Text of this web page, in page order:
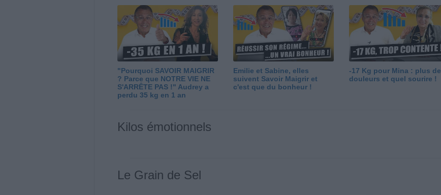
"Pourquoi SAVOIR MAIGRIR
? Parce que NOTRE VIE NE
S'ARRÊTE PAS !" Audrey a
perdu 35 kg en 1 an
Emilie et Sabine, elles
suivent Savoir Maigrir et
c'est que du bonheur !
-17 Kg pour Mina : plus de
douleurs et quel sourire !
Kilos émotionnels
Le Grain de Sel